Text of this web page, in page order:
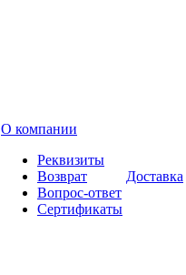
О компании
Реквизиты
Возврат
Вопрос-ответ
Сертификаты
Доставка